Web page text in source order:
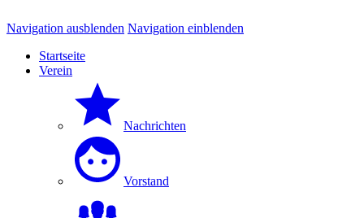
Navigation ausblenden Navigation einblenden
Startseite
Verein
Nachrichten
Vorstand